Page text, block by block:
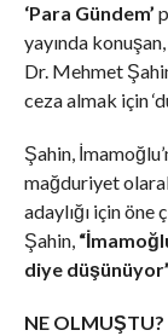
‘Para Gündem’
yayında
Dr. Mehmet
ceza almak için
Şahin,
mağduriyet
adaylığı için
Şahin,
diye
NE OLMUŞTU?